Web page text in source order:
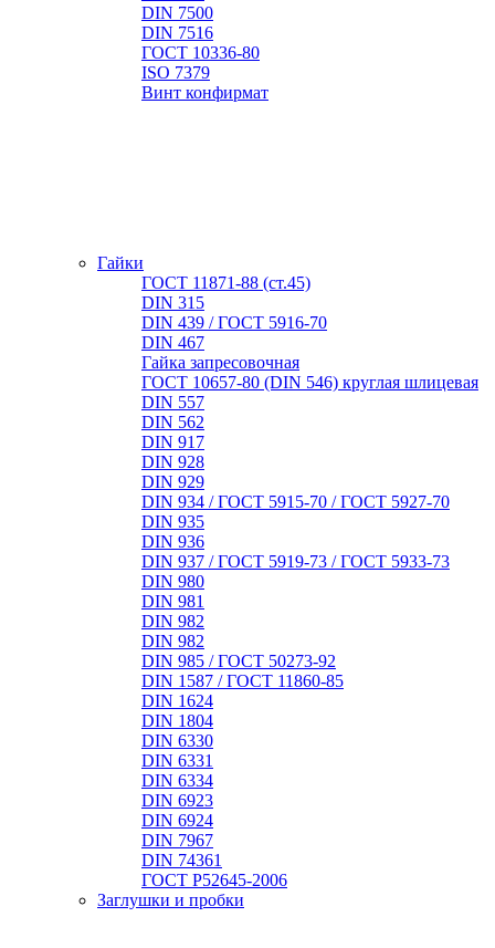
DIN 7500
DIN 7516
ГОСТ 10336-80
ISO 7379
Винт конфирмат
Гайки
ГОСТ 11871-88 (ст.45)
DIN 315
DIN 439 / ГОСТ 5916-70
DIN 467
Гайка запресовочная
ГОСТ 10657-80 (DIN 546) круглая шлицевая
DIN 557
DIN 562
DIN 917
DIN 928
DIN 929
DIN 934 / ГОСТ 5915-70 / ГОСТ 5927-70
DIN 935
DIN 936
DIN 937 / ГОСТ 5919-73 / ГОСТ 5933-73
DIN 980
DIN 981
DIN 982
DIN 982
DIN 985 / ГОСТ 50273-92
DIN 1587 / ГОСТ 11860-85
DIN 1624
DIN 1804
DIN 6330
DIN 6331
DIN 6334
DIN 6923
DIN 6924
DIN 7967
DIN 74361
ГОСТ Р52645-2006
Заглушки и пробки